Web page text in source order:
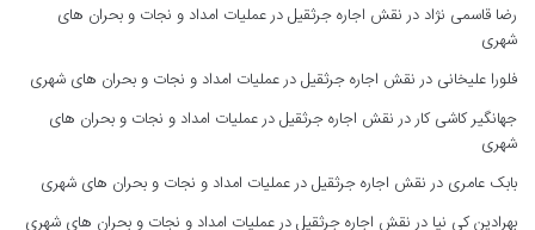
رضا قاسمی نژاد درنقش اجاره جرثقیل در عملیات امداد و نجات و بحران های
شهری
فلورا علیخانی درنقش اجاره جرثقیل در عملیات امداد و نجات و بحران های شهری
جهانگیر کاشی کاردرنقش اجاره جرثقیل در عملیات امداد و نجات و بحران های
شهری
بابک عامری درنقش اجاره جرثقیل در عملیات امداد و نجات و بحران های شهری
بهرادین کی نیا درنقش اجاره جرثقیل در عملیات امداد و نجات و بحران های شهری